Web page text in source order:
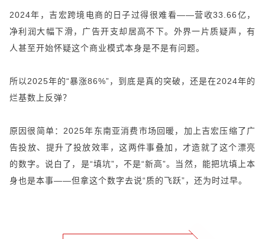
2024年，吉宏跨境电商的日子过得很难看——营收33.66亿，
净利润大幅下滑，广告开支却居高不下。外界一片质疑声，有
人甚至开始怀疑这个商业模式本身是不是有问题。
所以2025年的“暴涨86%”，到底是真的突破，还是在2024年的
烂基数上反弹？
原因很简单：2025年东南亚消费市场回暖，加上吉宏压缩了广
告投放、提升了投放效率，这两件事叠加，才造就了这个漂亮
的数字。说白了，是“填坑”，不是“新高”。当然，能把坑填上本
身也是本事——但拿这个数字去说“质的飞跃”，还为时过早。